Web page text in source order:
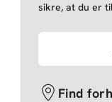
sikre, at du er
Find